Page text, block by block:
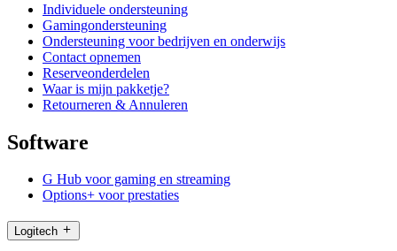
Individuele ondersteuning
Gamingondersteuning
Ondersteuning voor bedrijven en onderwijs
Contact opnemen
Reserveonderdelen
Waar is mijn pakketje?
Retourneren & Annuleren
Software
G Hub voor gaming en streaming
Options+ voor prestaties
Logitech